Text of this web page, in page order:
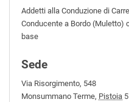
Addetti alla Conduzione di
Conducente a Bordo (Muletto)
base
Sede
Via Risorgimento, 548
Monsummano Terme, Pistoia